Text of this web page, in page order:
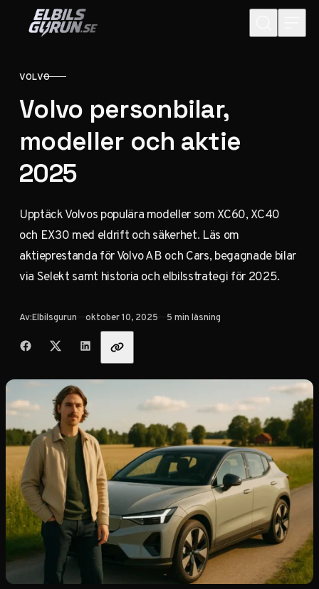
Hoppa till innehåll
KATEGORI
VOLVO
Volvo personbilar,
modeller och aktie
2025
Upptäck Volvos populära modeller som XC60, XC40
och EX30 med eldrift och säkerhet. Läs om
aktieprestanda för Volvo AB och Cars, begagnade bilar
via Selekt samt historia och elbilsstrategi för 2025.
Av:Elbilsgurun Publicerad
oktober 10, 2025 5 min läsning
Dela med vänner